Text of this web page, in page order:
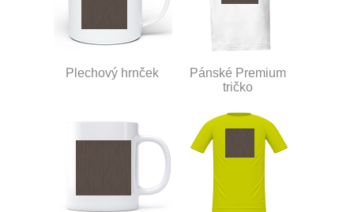
Plechový hrnček
Pánské Premium
tričko